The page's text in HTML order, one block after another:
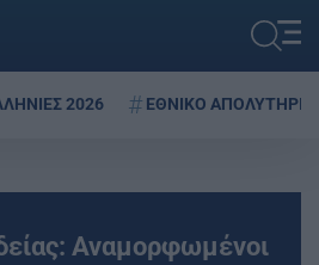
2026 ΕΘΝΙΚΟ ΑΠΟΛΥΤΗΡΙΟ
Αναμορφωμένοι